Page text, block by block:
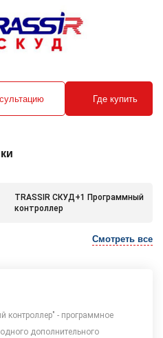
TRASSIR СКУД+1 Программный
контроллер
Смотреть все
Где купить
контроллер" - программное
дополнительного